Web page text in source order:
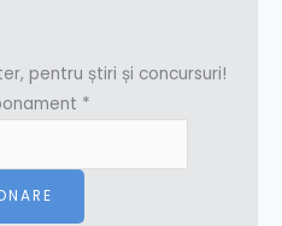
pentru știri și concursuri!
*